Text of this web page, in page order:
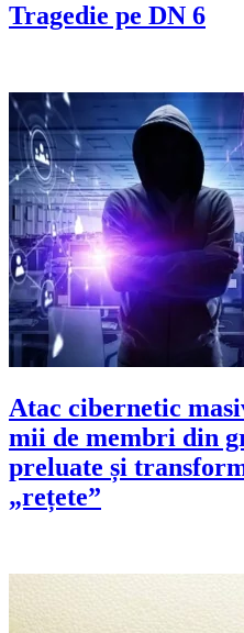
Tragedie pe DN 6
Atac cibernetic
mii de membri din
preluate și
„rețete”